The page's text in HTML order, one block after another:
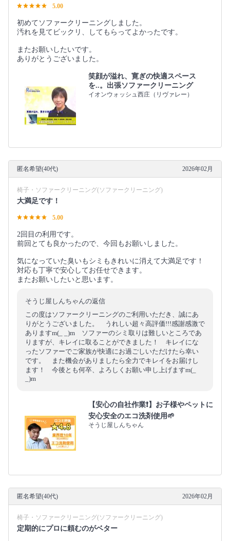
5.00
初めてソファークリーニングしました。
汚れを見てビックリ、してもらってよかったです。
またお願いしたいです。
ありがとうございました。
笑顔が溢れ、寛ぎの快適スペース
を..。出張ソファークリーニング
イオンウォッシュ西庄（リヴァレー）
匿名希望(40代) 2026年02月
椅子・ソファークリーニング(ソファークリーニング)
大満足です！
5.00
2回目の利用です。
前回とても良かったので、今回もお願いしました。
気になっていた臭いもシミもきれいに消えて大満足です！
対応も丁寧で安心してお任せできます。
またお願いしたいと思います。
そうじ屋しんちゃんの返信
この度はソファークリーニングのご利用いただき、誠にあ
りがとうございました。 うれしい超々高評価!!!感謝感激で
ありますm(_ _)m ソファーのシミ取りは難しいところであ
りますが、キレイに取ることができました！ キレイにな
ったソファーでご家族が快適にお過ごしいただけたら幸い
です。 また機会がありましたら全力でキレイをお届けし
ます！ 今後とも何卒、よろしくお願い申し上げますm(_
_)m
【安心の自社作業❗️】お子様やペットに
安心安全のエコ洗剤使用🌱
そうじ屋しんちゃん
匿名希望(40代) 2026年02月
椅子・ソファークリーニング(ソファークリーニング)
定期的にプロに頼むのがベター